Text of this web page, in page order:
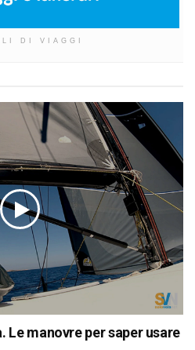
DI VIAGGI
Le manovre per saper usare